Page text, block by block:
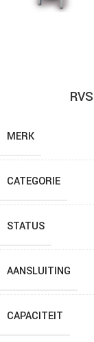
MERK
CATEGORIE
STATUS
AANSLUITING
CAPACITEIT